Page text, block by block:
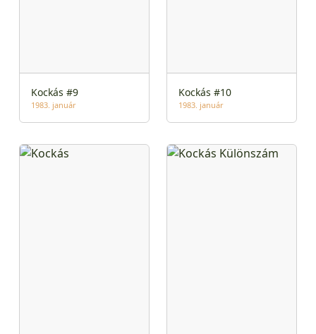
Kockás #9
1983. január
Kockás #10
1983. január